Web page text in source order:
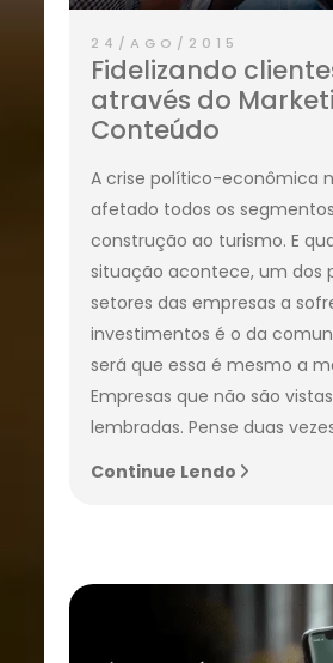
24/AGO/2015
Fidelizando
através do
Conteúdo
A crise político-econômica
afetado todos os
construção ao turismo. E
situação acontece, um dos
setores das empresas a
investimentos é o da
será que essa é mesmo a
Empresas que não são
lembradas. Pense duas
Continue Lendo